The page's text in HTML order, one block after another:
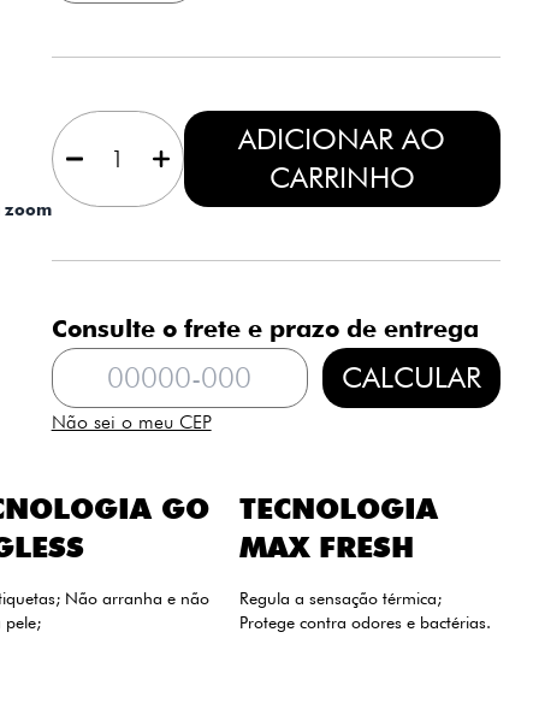
zoom
ADICIONAR AO
CARRINHO
Consulte o frete e prazo de entrega
CALCULAR
Não sei o meu CEP
GO
Não arranha e não
pele;
TECNOLOGIA
MAX FRESH
Regula a sensação térmica;
Protege contra odores e bactérias.